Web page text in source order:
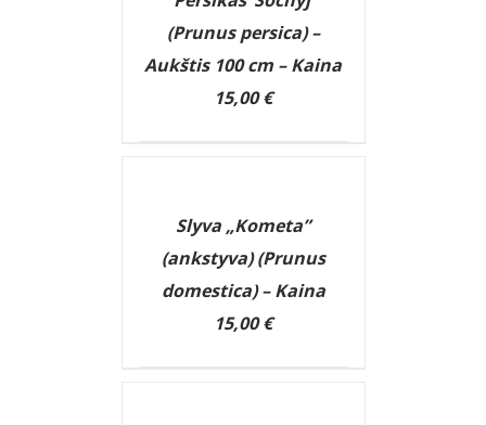
(Prunus persica) –
Aukštis 100 cm – Kaina
15,00 €
Slyva „Kometa”
(ankstyva) (Prunus
domestica) – Kaina
15,00 €